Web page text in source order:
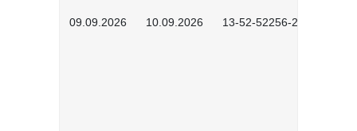
09.09.2026 10.09.2026 13-52-52256-2601